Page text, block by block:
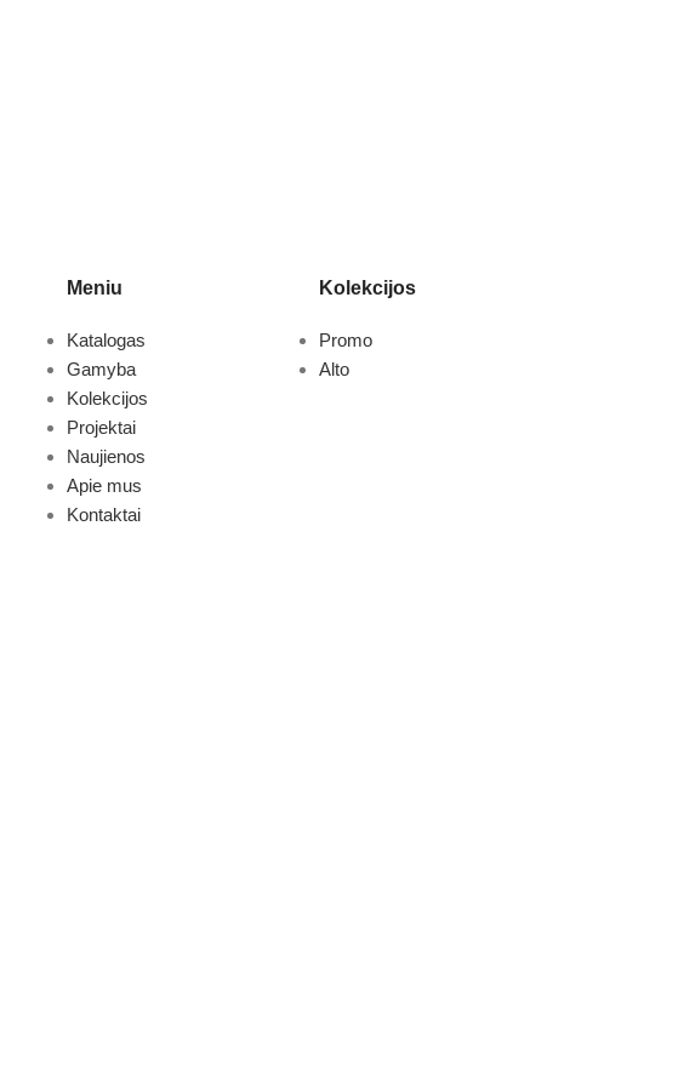
Meniu
Katalogas
Gamyba
Kolekcijos
Projektai
Naujienos
Apie mus
Kontaktai
Kolekcijos
Promo
Alto